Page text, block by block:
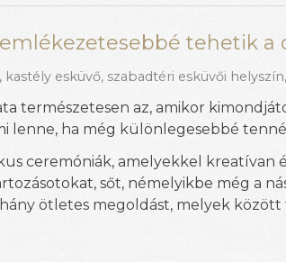
tehetik a
, kastély esküvő, szabadtéri esküvői helyszín,
természetesen az, amikor
lenne, ha még különlegesebbé
ceremóniák, amelyekkel kreatívan
sőt, némelyikbe még a
ötletes megoldást, melyek között